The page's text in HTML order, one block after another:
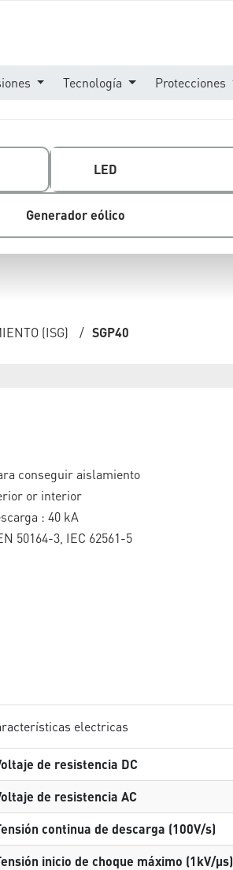
Tecnología Protecciones
LED
Generador eólico
(ISG) / SGP40
conseguir aislamiento
or interior
: 40 kA
50164-3, IEC 62561-5
electricas
de resistencia DC
de resistencia AC
continua de descarga (100V/s)
inicio de choque máximo (1kV/µs)